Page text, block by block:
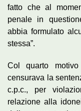
fatto che al
penale in
abbia formulato
stessa”.
Col quarto
censurava la
c.p.c., per
relazione alla